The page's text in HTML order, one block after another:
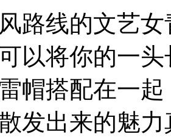
路线的文艺
以将你的一
帽搭配在一
发出来的魅